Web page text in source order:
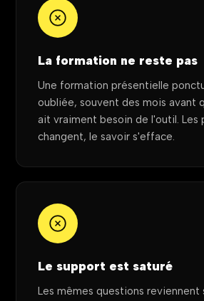
La formation ne reste pas
Une formation présentielle
oubliée, souvent des mois avant
ait vraiment besoin de l'outil. Les
changent, le savoir s'efface.
Le support est saturé
Les mêmes questions reviennent